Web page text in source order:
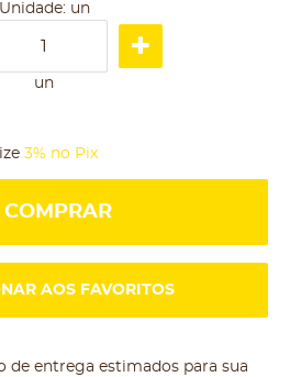
Unidade: un
un
3% no Pix
COMPRAR
AOS FAVORITOS
de entrega estimados para sua